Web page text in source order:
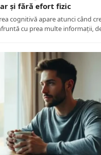
și fără efort fizic
cognitivă apare atunci când
cu prea multe informații,